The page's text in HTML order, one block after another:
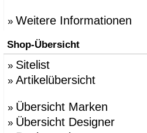
» Weitere Informationen
Shop-Übersicht
» Sitelist
» Artikelübersicht
» Übersicht Marken
» Übersicht Designer